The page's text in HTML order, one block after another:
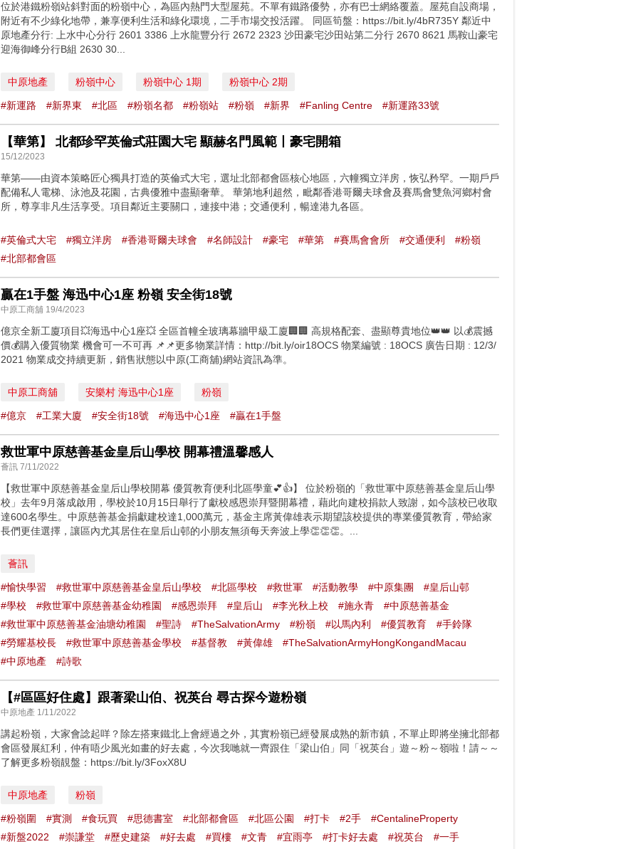
位於港鐵粉嶺站斜對面的粉嶺中心，為區內熱門大型屋苑。不單有鐵路優勢，亦有巴士網絡覆蓋。屋苑自設商場，
附近有不少綠化地帶，兼享便利生活和綠化環境，二手市場交投活躍。 同區筍盤：https://bit.ly/4bR735Y 鄰近中
原地產分行: 上水中心分行 2601 3386 上水龍豐分行 2672 2323 沙田豪宅沙田站第二分行 2670 8621 馬鞍山豪宅
迎海御峰分行B組 2630 30...
中原地產 粉嶺中心 粉嶺中心 1期 粉嶺中心 2期
#新運路 #新界東 #北區 #粉嶺名都 #粉嶺站 #粉嶺 #新界 #Fanling Centre #新運路33號
【華第】 北都珍罕英倫式莊園大宅 顯赫名門風範丨豪宅開箱
15/12/2023
華第——由資本策略匠心獨具打造的英倫式大宅，選址北部都會區核心地區，六幢獨立洋房，恢弘矜罕。一期戶戶
配備私人電梯、泳池及花園，古典優雅中盡顯奢華。 華第地利超然，毗鄰香港哥爾夫球會及賽馬會雙魚河鄉村會
所，尊享非凡生活享受。項目鄰近主要關口，連接中港；交通便利，暢達港九各區。
#英倫式大宅 #獨立洋房 #香港哥爾夫球會 #名師設計 #豪宅 #華第 #賽馬會會所 #交通便利
#粉嶺
#北部都會區
贏在1手盤 海迅中心1座 粉嶺 安全街18號
中原工商舖 19/4/2023
億京全新工廈項目💥海迅中心1座💥 全區首幢全玻璃幕牆甲級工廈🏢🏢 高規格配套、盡顯尊貴地位👑👑 以💰震撼
價💰購入優質物業 機會可一不可再 📌📌更多物業詳情：http://bit.ly/oir18OCS 物業編號 : 18OCS 廣告日期 : 12/3/
2021 物業成交持續更新，銷售狀態以中原(工商舖)網站資訊為準。
中原工商舖 安樂村 海迅中心1座 粉嶺
#億京 #工業大廈 #安全街18號 #海迅中心1座 #贏在1手盤
救世軍中原慈善基金皇后山學校 開幕禮溫馨感人
薈訊 7/11/2022
【救世軍中原慈善基金皇后山學校開幕 優質教育便利北區學童💕👍】 位於粉嶺的「救世軍中原慈善基金皇后山學
校」去年9月落成啟用，學校於10月15日舉行了獻校感恩崇拜暨開幕禮，藉此向建校捐款人致謝，如今該校已收取
達600名學生。中原慈善基金捐獻建校達1,000萬元，基金主席黃偉雄表示期望該校提供的專業優質教育，帶給家
長們更佳選擇，讓區內尤其居住在皇后山邨的小朋友無須每天奔波上學👏👏👏。...
薈訊
#愉快學習 #救世軍中原慈善基金皇后山學校 #北區學校 #救世軍 #活動教學 #中原集團
#皇后山邨
#學校
#救世軍中原慈善基金幼稚園 #感恩崇拜 #皇后山 #李光秋上校 #施永青
#中原慈善基金
#救世軍中原慈善基金油塘幼稚園
#聖詩 #TheSalvationArmy #粉嶺 #以馬內利 #優質教育
#手鈴隊
#勞耀基校長
#救世軍中原慈善基金學校 #基督教 #黃偉雄
#TheSalvationArmyHongKongandMacau
#中原地產
#詩歌
【#區區好住處】跟著梁山伯、祝英台 尋古探今遊粉嶺
中原地產 1/11/2022
講起粉嶺，大家會諗起咩？除左搭東鐵北上會經過之外，其實粉嶺已經發展成熟的新市鎮，不單止即將坐擁北部都
會區發展紅利，仲有唔少風光如畫的好去處，今次我哋就一齊跟住「梁山伯」同「祝英台」遊～粉～嶺啦！請～～
了解更多粉嶺靚盤：https://bit.ly/3FoxX8U
中原地產 粉嶺
#粉嶺圍 #實測 #食玩買 #思德書室 #北部都會區 #北區公園 #打卡 #2手
#CentalineProperty
#新盤2022
#崇謙堂 #歷史建築 #好去處 #買樓 #文青 #宜雨亭 #打卡好去處 #祝英台
#一手